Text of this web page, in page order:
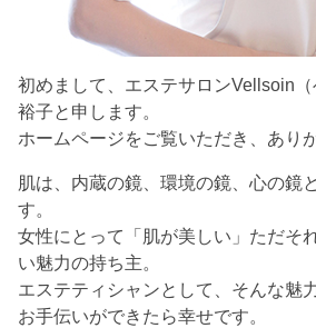
初めまして、エステサロンVellsoin
裕子と申します。
ホームページをご覧いただき、あり
肌は、内蔵の鏡、環境の鏡、心の鏡
す。
女性にとって「肌が美しい」ただそ
い魅力の持ち主。
エステティシャンとして、そんな魅
お手伝いができたら幸せです。